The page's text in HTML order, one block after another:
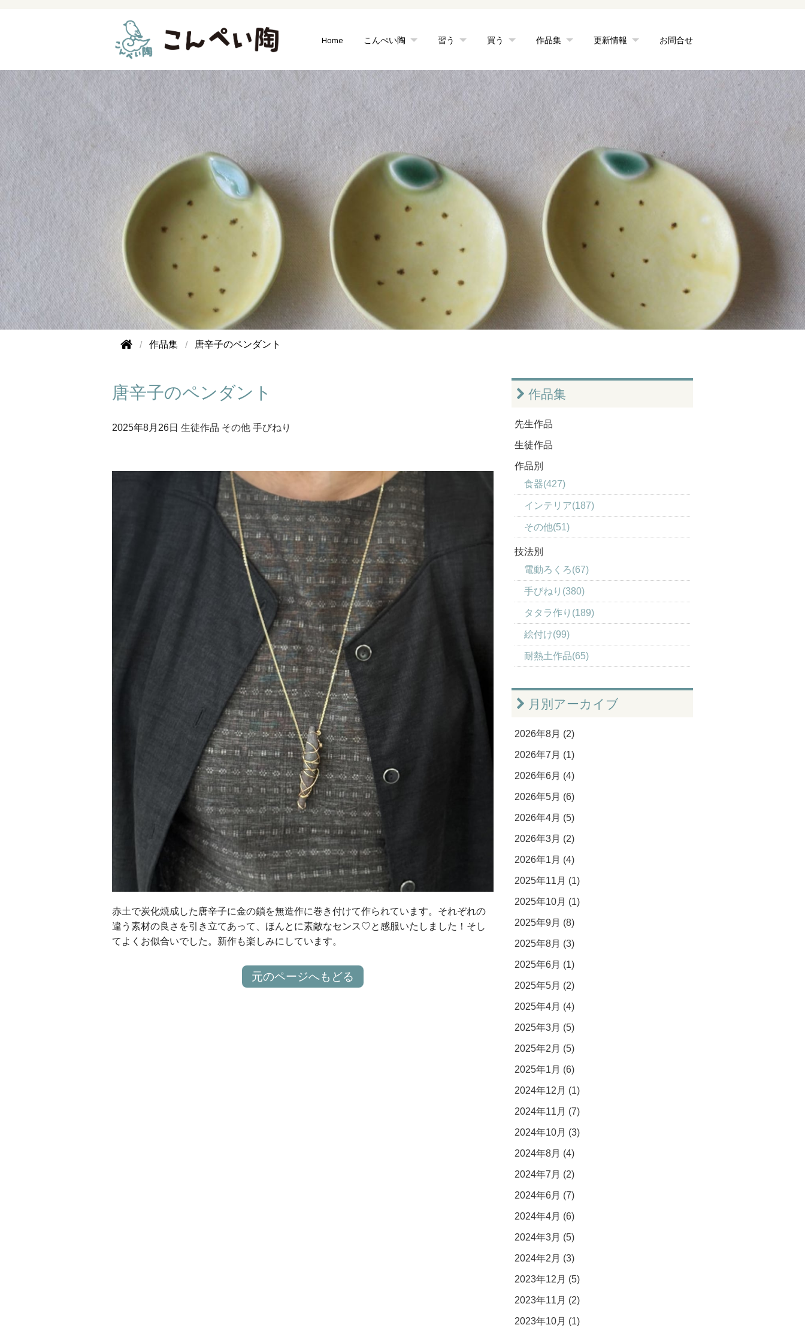
Home こんぺい陶 習う 買う 作品集 更新情報 お問合せ
作品集 唐辛子のペンダント
唐辛子のペンダント
2025年8月26日 生徒作品 その他 手びねり
赤土で炭化焼成した唐辛子に金の鎖を無造作に巻き付けて作られています。それぞれの
違う素材の良さを引き立てあって、ほんとに素敵なセンス♡と感服いたしました！そし
てよくお似合いでした。新作も楽しみにしています。
元のページへもどる
作品集
先生作品
生徒作品
作品別
食器(427)
インテリア(187)
その他(51)
技法別
電動ろくろ(67)
手びねり(380)
タタラ作り(189)
絵付け(99)
耐熱土作品(65)
月別アーカイブ
2026年8月 (2)
2026年7月 (1)
2026年6月 (4)
2026年5月 (6)
2026年4月 (5)
2026年3月 (2)
2026年1月 (4)
2025年11月 (1)
2025年10月 (1)
2025年9月 (8)
2025年8月 (3)
2025年6月 (1)
2025年5月 (2)
2025年4月 (4)
2025年3月 (5)
2025年2月 (5)
2025年1月 (6)
2024年12月 (1)
2024年11月 (7)
2024年10月 (3)
2024年8月 (4)
2024年7月 (2)
2024年6月 (7)
2024年4月 (6)
2024年3月 (5)
2024年2月 (3)
2023年12月 (5)
2023年11月 (2)
2023年10月 (1)